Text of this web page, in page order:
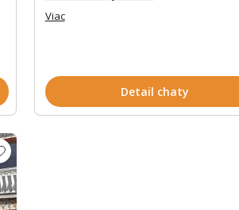
Viac
Detail chaty